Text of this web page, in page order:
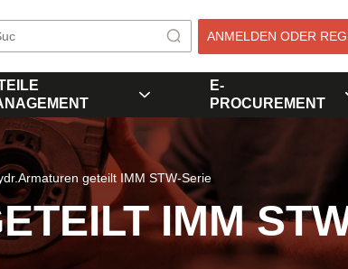
ANMELDEN ODER
E-
PROCUREMENT
geteilt IMM STW-Serie
IMM